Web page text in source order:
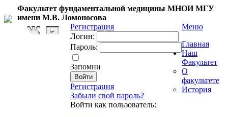
Факультет фундаментальной медицины МНОИ МГУ
имени М.В. Ломоносова
Регистрация
Логин:
Пароль:
Запомни
Регистрация
Забыли свой пароль?
Войти как пользователь:
Меню
Главная
Наш
Факультет
О
факультете
История